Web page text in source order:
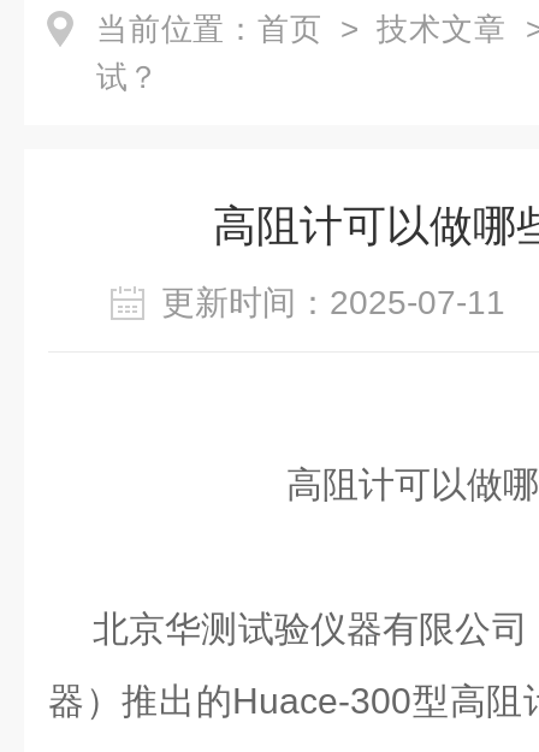
当前位置： 首页 > 技术文章
试？
高阻计可以做哪
更新时间：2025-07-
高阻计可以做
北京华测试验仪器有限公司
器 ）推出的Huace-300型高阻